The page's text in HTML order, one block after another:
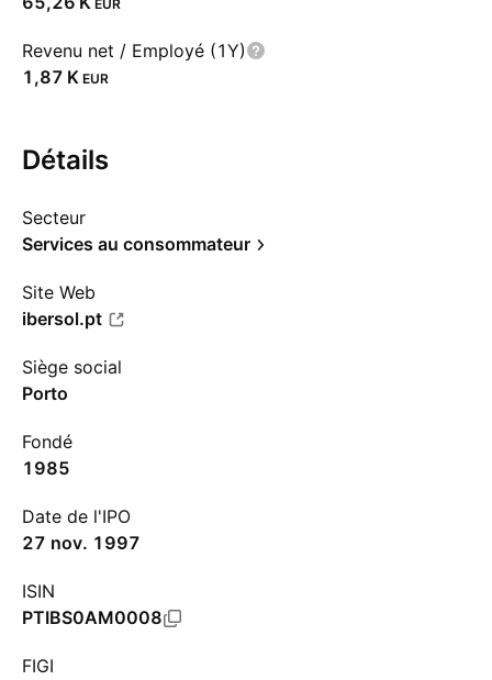
EUR
Revenu net / Employé (1Y)
‪1,87 K‬ EUR
Détails
Secteur
Services au consommateur
Site Web
ibersol.pt
Siège social
Porto
Fondé
1985
Date de l'IPO
27 nov. 1997
ISIN
PTIBS0AM0008
FIGI